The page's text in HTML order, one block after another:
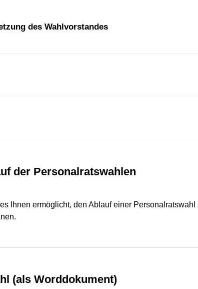
des Wahlvorstandes
der Personalratswahlen
Ihnen ermöglicht, den Ablauf einer Personalratswahl
(als Worddokument)